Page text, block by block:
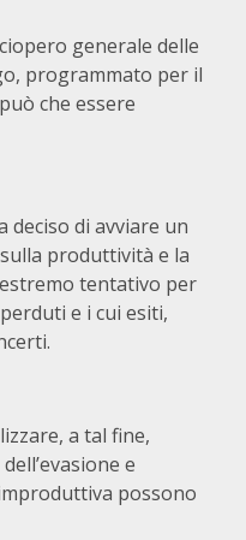
generale delle
programmato per il
che essere
deciso di avviare un
produttività e la
tentativo per
e i cui esiti,
a tal fine,
e
possono